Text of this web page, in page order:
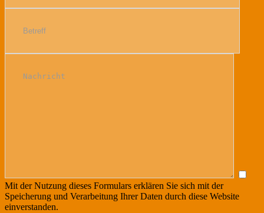
Mit der Nutzung dieses Formulars erklären Sie sich mit der
Speicherung und Verarbeitung Ihrer Daten durch diese Website
einverstanden.